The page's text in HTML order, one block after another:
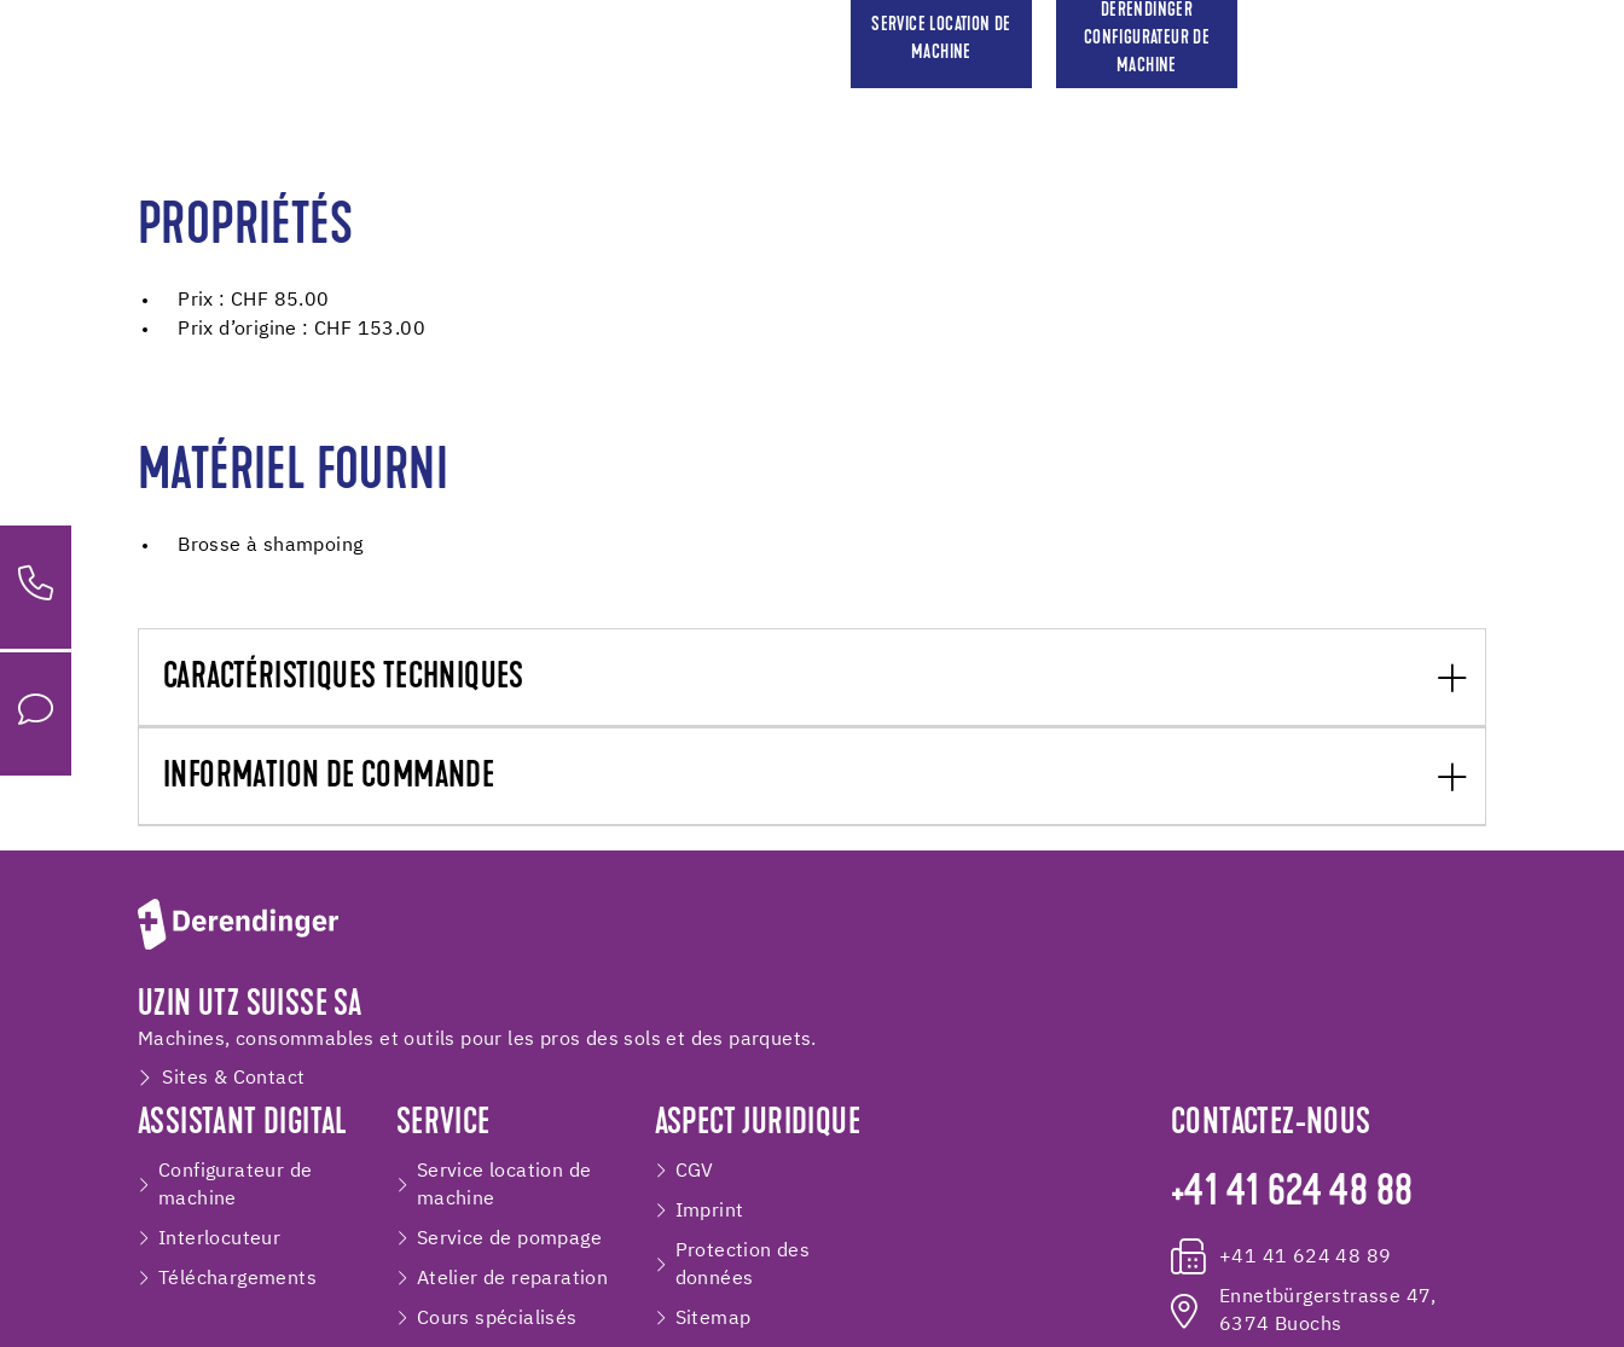
SERVICE LOCATION DE
MACHINE
DERENDINGER
CONFIGURATEUR DE
MACHINE
PROPRIÉTÉS
Prix : CHF 85.00
Prix d’origine : CHF 153.00
MATÉRIEL FOURNI
Brosse à shampoing
CARACTÉRISTIQUES TECHNIQUES
INFORMATION DE COMMANDE
UZIN UTZ SUISSE SA
Machines, consommables et outils pour les pros des sols et des parquets.
Sites & Contact
ASSISTANT DIGITAL
Configurateur de
machine
Interlocuteur
Téléchargements
SERVICE
Service location de
machine
Service de pompage
Atelier de reparation
Cours spécialisés
ASPECT JURIDIQUE
CGV
Imprint
Protection des
données
Sitemap
CONTACTEZ-NOUS
+41 41 624 48 88
+41 41 624 48 89
Ennetbürgerstrasse 47,
6374 Buochs